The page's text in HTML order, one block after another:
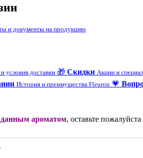
и документы на продукцию
условия доставки 🎁 Скидки Акции и
История и преимущества Fleuron 💗
данным ароматом, оставьте